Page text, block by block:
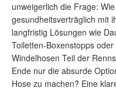
unweigerlich die Frage:
gesundheitsverträglich mit
langfristig Lösungen wie
Toiletten-Boxenstopps
Windelhosen Teil der
Ende nur die absurde
Hose zu machen? Eine